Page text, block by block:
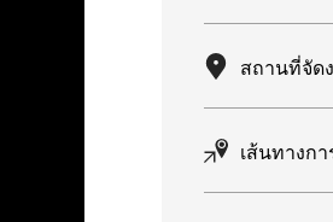
สถานที่จัด
เส้นทางกา